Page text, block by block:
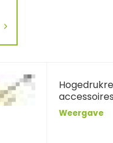
accessoires
Weergave